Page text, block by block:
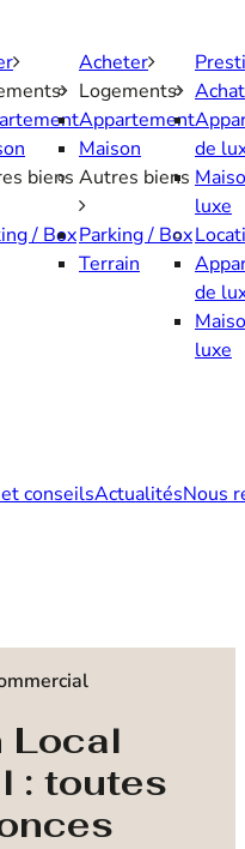
biens
/ Box
Acheter
Logements
Appartement
Maison
Autres biens
Parking / Box
Terrain
Achat
de
luxe
de
luxe
conseilsActualitésNous
Local
: toutes